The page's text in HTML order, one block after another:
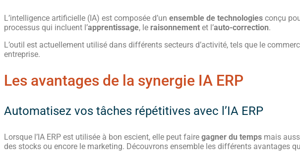
L’intelligence artificielle (IA) est composée d’un ensemble de technologies conçu
processus qui incluent l’apprentissage, le raisonnement et l’auto-correction.
L’outil est actuellement utilisé dans différents secteurs d’activité, tels que le
entreprise.
Les avantages de la synergie IA ERP
Automatisez vos tâches répétitives avec l’IA ERP
Lorsque l’IA ERP est utilisée à bon escient, elle peut faire gagner du temps mais
des stocks ou encore le marketing. Découvrons ensemble les différents avantages